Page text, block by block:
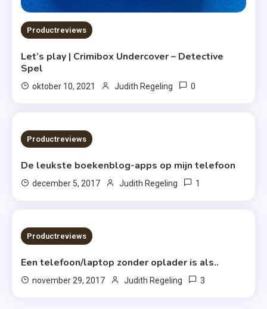
Productreviews
Let’s play | Crimibox Undercover – Detective
Spel
oktober 10, 2021 Judith Regeling 0
4 MINS READ
Productreviews
De leukste boekenblog-apps op mijn telefoon
december 5, 2017 Judith Regeling 1
3 MINS READ
Productreviews
Een telefoon/laptop zonder oplader is als..
november 29, 2017 Judith Regeling 3